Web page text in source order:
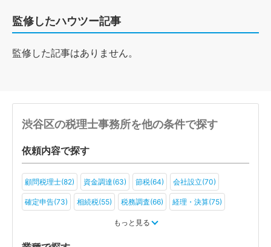
監修したハウツー記事
監修した記事はありません。
渋谷区の税理士事務所を他の条件で探す
依頼内容で探す
顧問税理士(82) 資金調達(63) 節税(64) 会社設立(70)
確定申告(73) 相続税(55) 税務調査(66) 経理・決算(75)
もっと見る